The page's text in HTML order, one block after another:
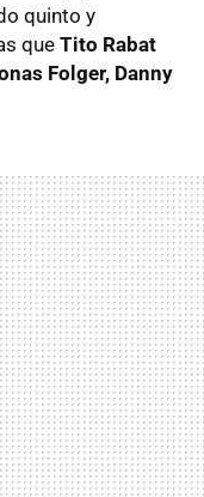
quinto y
que Tito Rabat
Folger, Danny